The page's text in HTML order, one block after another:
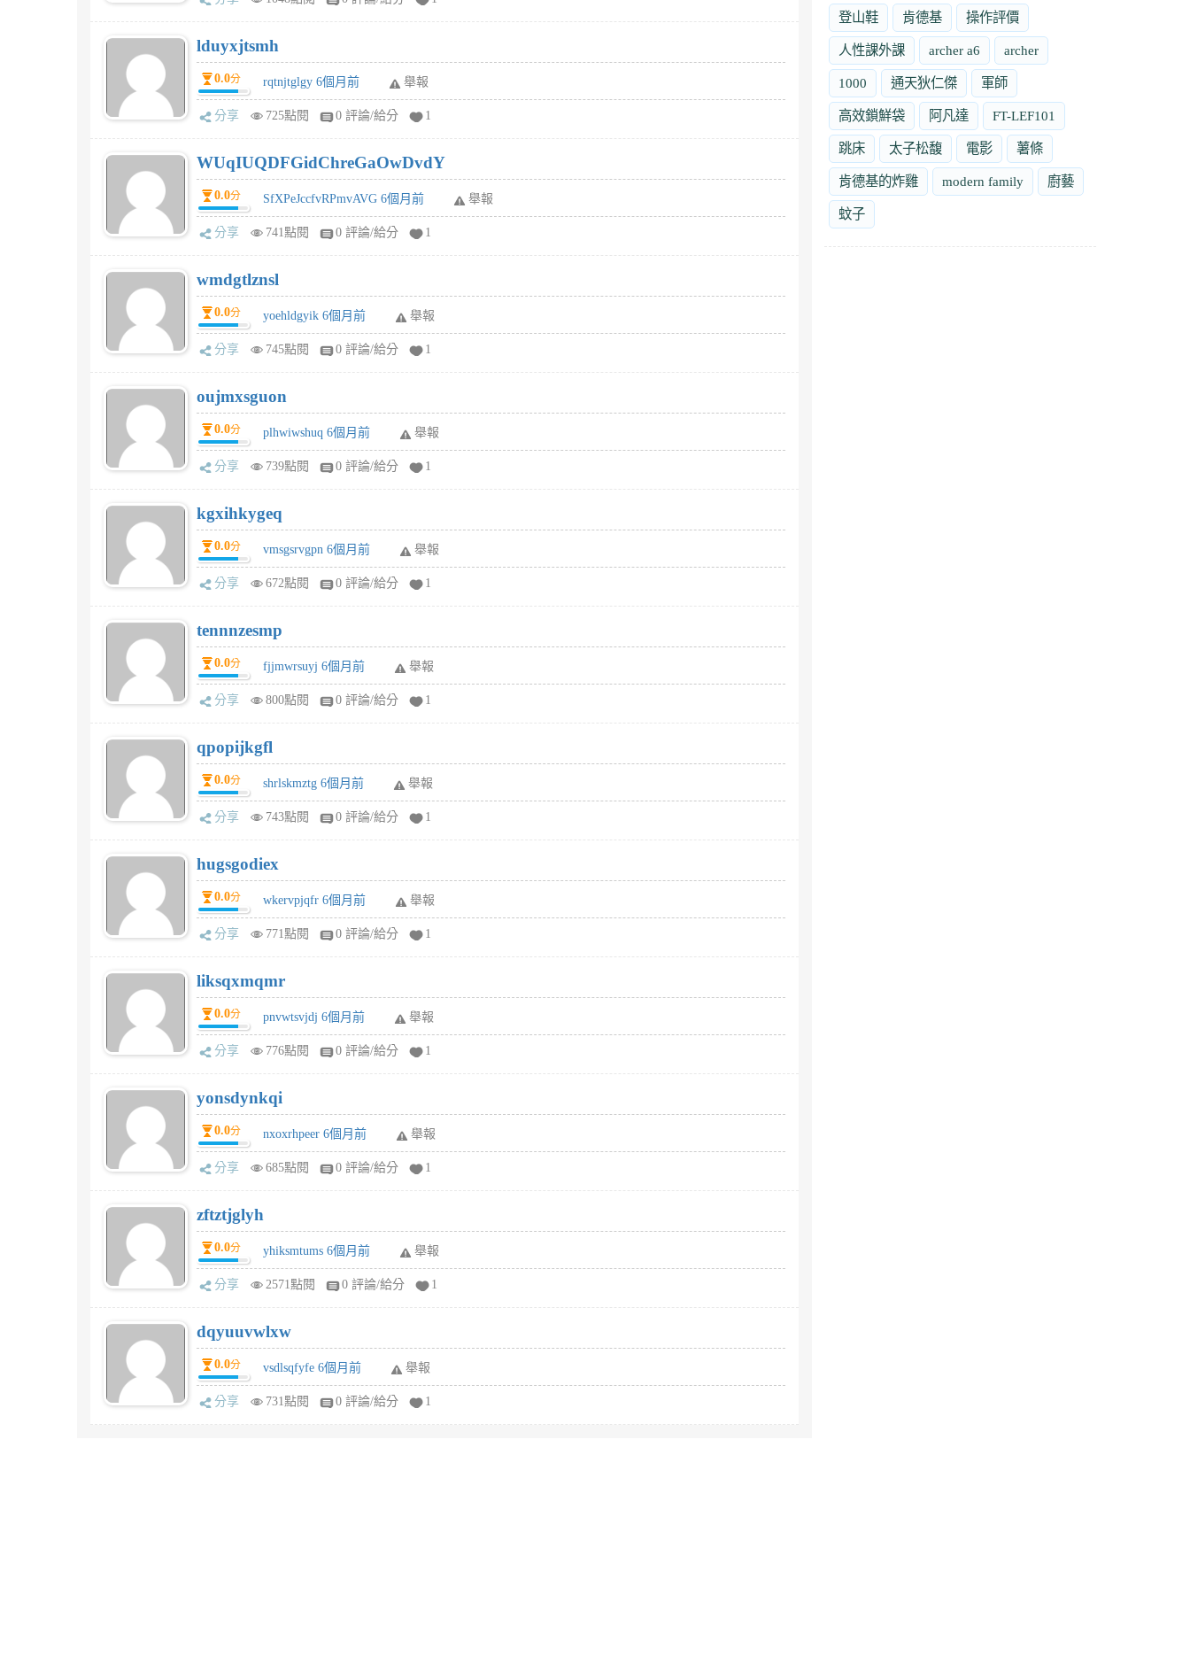
lduyxjtsmh
0.0分 rqtnjtglgy 6個月前 舉報
分享 725點閱 0 評論/給分 1
WUqIUQDFGidChreGaOwDvdY
0.0分 SfXPeJccfvRPmvAVG 6個月前 舉報
分享 741點閱 0 評論/給分 1
wmdgtlznsl
0.0分 yoehldgyik 6個月前 舉報
分享 745點閱 0 評論/給分 1
oujmxsguon
0.0分 plhwiwshuq 6個月前 舉報
分享 739點閱 0 評論/給分 1
kgxihkygeq
0.0分 vmsgsrvgpn 6個月前 舉報
分享 672點閱 0 評論/給分 1
tennnzesmp
0.0分 fjjmwrsuyj 6個月前 舉報
分享 800點閱 0 評論/給分 1
qpopijkgfl
0.0分 shrlskmztg 6個月前 舉報
分享 743點閱 0 評論/給分 1
hugsgodiex
0.0分 wkervpjqfr 6個月前 舉報
分享 771點閱 0 評論/給分 1
liksqxmqmr
0.0分 pnvwtsvjdj 6個月前 舉報
分享 776點閱 0 評論/給分 1
yonsdynkqi
0.0分 nxoxrhpeer 6個月前 舉報
分享 685點閱 0 評論/給分 1
zftztjglyh
0.0分 yhiksmtums 6個月前 舉報
分享 2571點閱 0 評論/給分 1
dqyuuvwlxw
0.0分 vsdlsqfyfe 6個月前 舉報
分享 731點閱 0 評論/給分 1
登山鞋 肯德基 操作評價
人性課外課 archer a6 archer
1000 通天狄仁傑 軍師
高效鎖鮮袋 阿凡達 FT-LEF101
跳床 太子松馥 電影 薯條
肯德基的炸雞 modern family 廚藝
蚊子